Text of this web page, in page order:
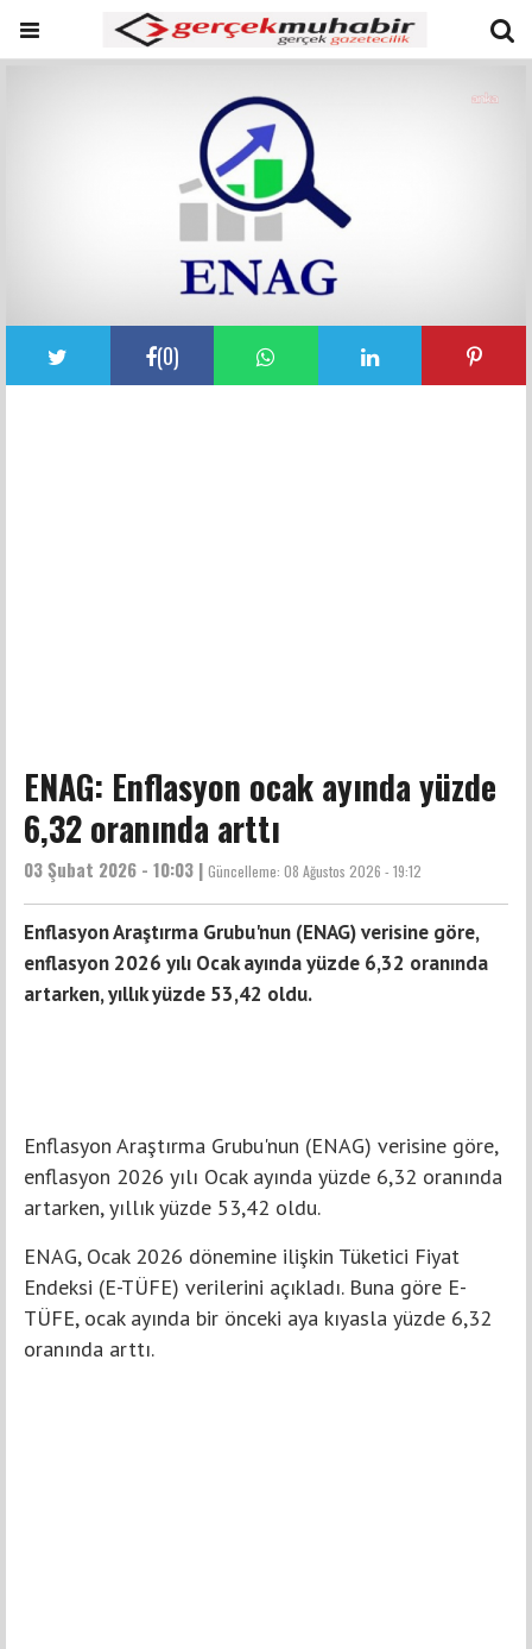
(0)
ENAG: Enflasyon ocak ayında yüzde
6,32 oranında arttı
03 Şubat 2026 - 10:03 | Güncelleme: 08 Ağustos 2026 - 19:12
Enflasyon Araştırma Grubu'nun (ENAG) verisine göre,
enflasyon 2026 yılı Ocak ayında yüzde 6,32 oranında
artarken, yıllık yüzde 53,42 oldu.
Enflasyon Araştırma Grubu'nun (ENAG) verisine göre,
enflasyon 2026 yılı Ocak ayında yüzde 6,32 oranında
artarken, yıllık yüzde 53,42 oldu.
ENAG, Ocak 2026 dönemine ilişkin Tüketici Fiyat
Endeksi (E-TÜFE) verilerini açıkladı. Buna göre E-
TÜFE, ocak ayında bir önceki aya kıyasla yüzde 6,32
oranında arttı.